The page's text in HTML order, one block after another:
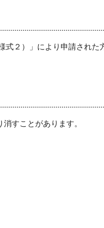
２）」により申請された
すことがあります。